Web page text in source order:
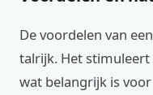
De voordelen van
talrijk. Het stimuleert
wat belangrijk is